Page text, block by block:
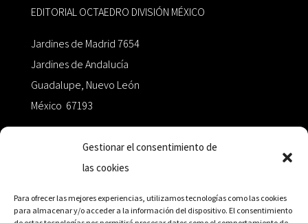
Gestionar el consentimiento de
las cookies
Para ofrecer las mejores experiencias, utilizamos tecnologías como las cookies
para almacenar y/o acceder a la información del dispositivo. El consentimiento
EDITORIAL OCTAEDRO DIVISIÓN MÉXICO
Jardines de Madrid 7654
Jardines de Andalucía
Guadalupe, Nuevo León
México 67193
+52 811.499.5638